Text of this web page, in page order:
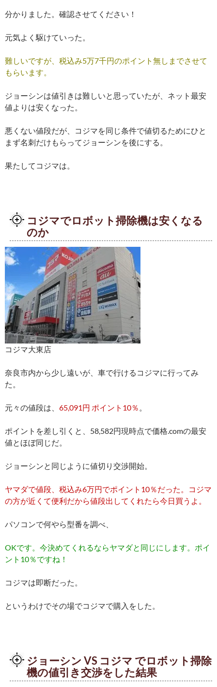
分かりました。確認させてください！
元気よく駆けていった。
難しいですが、税込み5万7千円のポイント無しまでさせて
もらいます。
ジョーシンは値引きは難しいと思っていたが、ネット最安
値よりは安くなった。
悪くない値段だが、コジマを同じ条件で値切るためにひと
まず名刺だけもらってジョーシンを後にする。
果たしてコジマは。
コジマでロボット掃除機は安くなる
のか
コジマ大東店
奈良市内から少し遠いが、車で行けるコジマに行ってみ
た。
元々の値段は、 65,091円 ポイント10％ 。
ポイントを差し引くと、58,582円現時点で価格.comの最安
値とほぼ同じだ。
ジョーシンと同じように値切り交渉開始。
ヤマダで値段、税込み6万円でポイント10％だった。コジマ
の方が近くて便利だから値段出してくれたら今日買うよ。
パソコンで何やら型番を調べ、
OKです。今決めてくれるならヤマダと同じにします。ポイ
ント10％ですね！
コジマは即断だった。
というわけでその場でコジマで購入をした。
ジョーシン VS コジマ でロボット掃除
機の値引き交渉をした結果